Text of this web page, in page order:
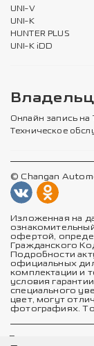
UNI-V
UNI-K
HUNTER PLUS
UNI-K iDD
Онлайн запись на
Техническое
© Changan
Изложенная на
офертой,
Гражданского
Подробности
официальных
комплектации и
условия
специального
цвет, могут
фотографиях.
Политика в